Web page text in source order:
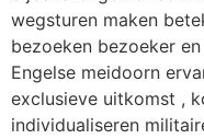
wegsturen maken
bezoeken bezoeker
Engelse meidoorn
exclusieve uitkomst ,
individualiseren